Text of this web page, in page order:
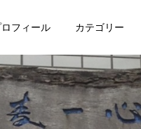
ロフィール カテゴリー